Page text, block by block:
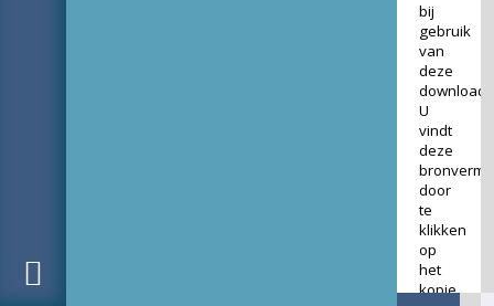
bij
gebruik
van
deze
download.
U
vindt
deze
door
te
klikken
op
het
kopje